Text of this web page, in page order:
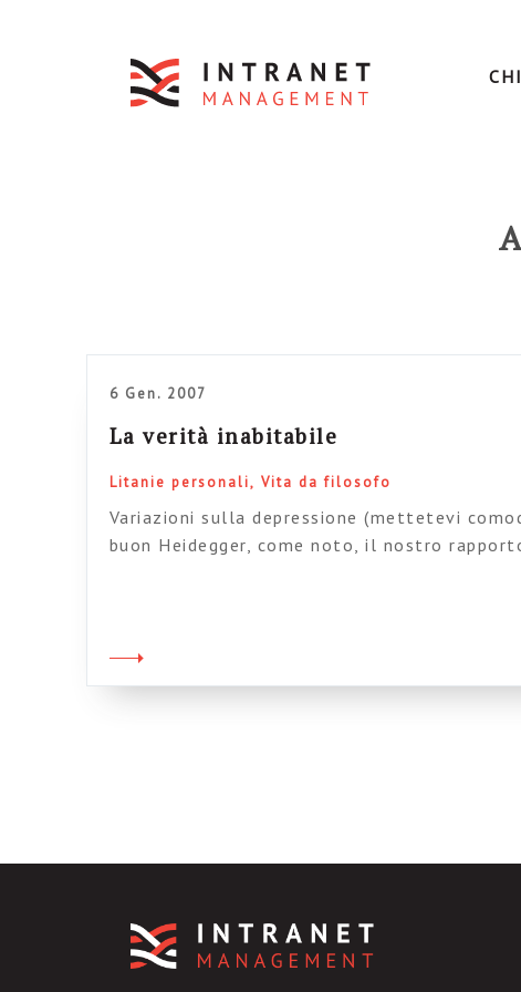
6 Gen. 2007
La verità inabitabile
Litanie personali Vita da filosofo
Variazioni sulla depressione (mettetevi
buon Heidegger, come noto, il nostro
Solo in seguito a qualche tipo […]